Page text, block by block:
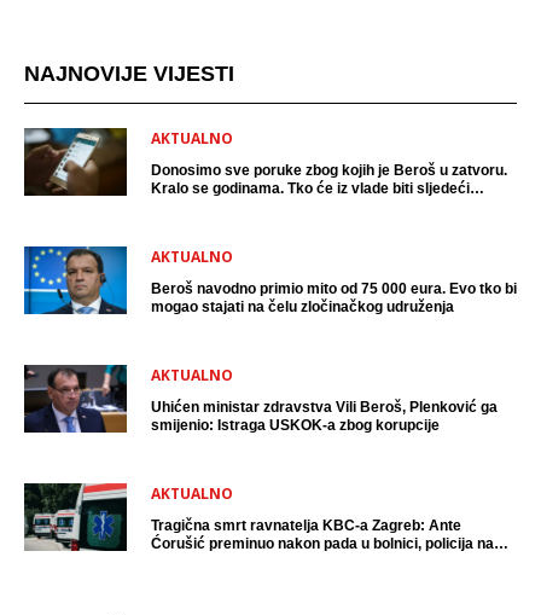
NAJNOVIJE VIJESTI
AKTUALNO
Donosimo sve poruke zbog kojih je Beroš u zatvoru.
Kralo se godinama. Tko će iz vlade biti sljedeći
AKTUALNO
Beroš navodno primio mito od 75 000 eura. Evo tko bi
mogao stajati na čelu zločinačkog udruženja
AKTUALNO
Uhićen ministar zdravstva Vili Beroš, Plenković ga
smijenio: Istraga USKOK-a zbog korupcije
AKTUALNO
Tragična smrt ravnatelja KBC-a Zagreb: Ante
Ćorušić preminuo nakon pada u bolnici, policija na